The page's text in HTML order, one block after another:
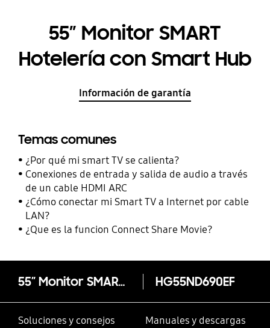
55” Monitor SMART
Hotelería con Smart Hub
Información de garantía
Temas comunes
¿Por qué mi smart TV se calienta?
Conexiones de entrada y salida de audio a través
de un cable HDMI ARC
¿Cómo conectar mi Smart TV a Internet por cable
LAN?
¿Que es la funcion Connect Share Movie?
55” Monitor SMART Hotelería con Smart Hub HG55ND690EF
Soluciones y consejos Manuales y descargas